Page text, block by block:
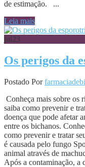
de estimação. ...
Leia mais
jul23
Os perigos da
Postado Por
Conheça mais sobre os
saiba como prevenir e
doença que pode afetar
entre os bichanos.
como prevenir e tratar
é causada pelo fungo
animal através de
Após a contaminação, a